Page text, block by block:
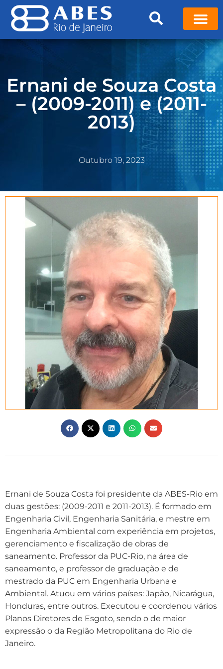
Ernani de Souza Costa
– (2009-2011) e (2011-
2013)
Outubro 19, 2023
Ernani de Souza Costa foi presidente da ABES-Rio em
duas gestões: (2009-2011 e 2011-2013). É formado em
Engenharia Civil, Engenharia Sanitária, e mestre em
Engenharia Ambiental com experiência em projetos,
gerenciamento e fiscalização de obras de
saneamento. Professor da PUC-Rio, na área de
saneamento, e professor de graduação e de
mestrado da PUC em Engenharia Urbana e
Ambiental. Atuou em vários países: Japão, Nicarágua,
Honduras, entre outros. Executou e coordenou vários
Planos Diretores de Esgoto, sendo o de maior
expressão o da Região Metropolitana do Rio de
Janeiro.